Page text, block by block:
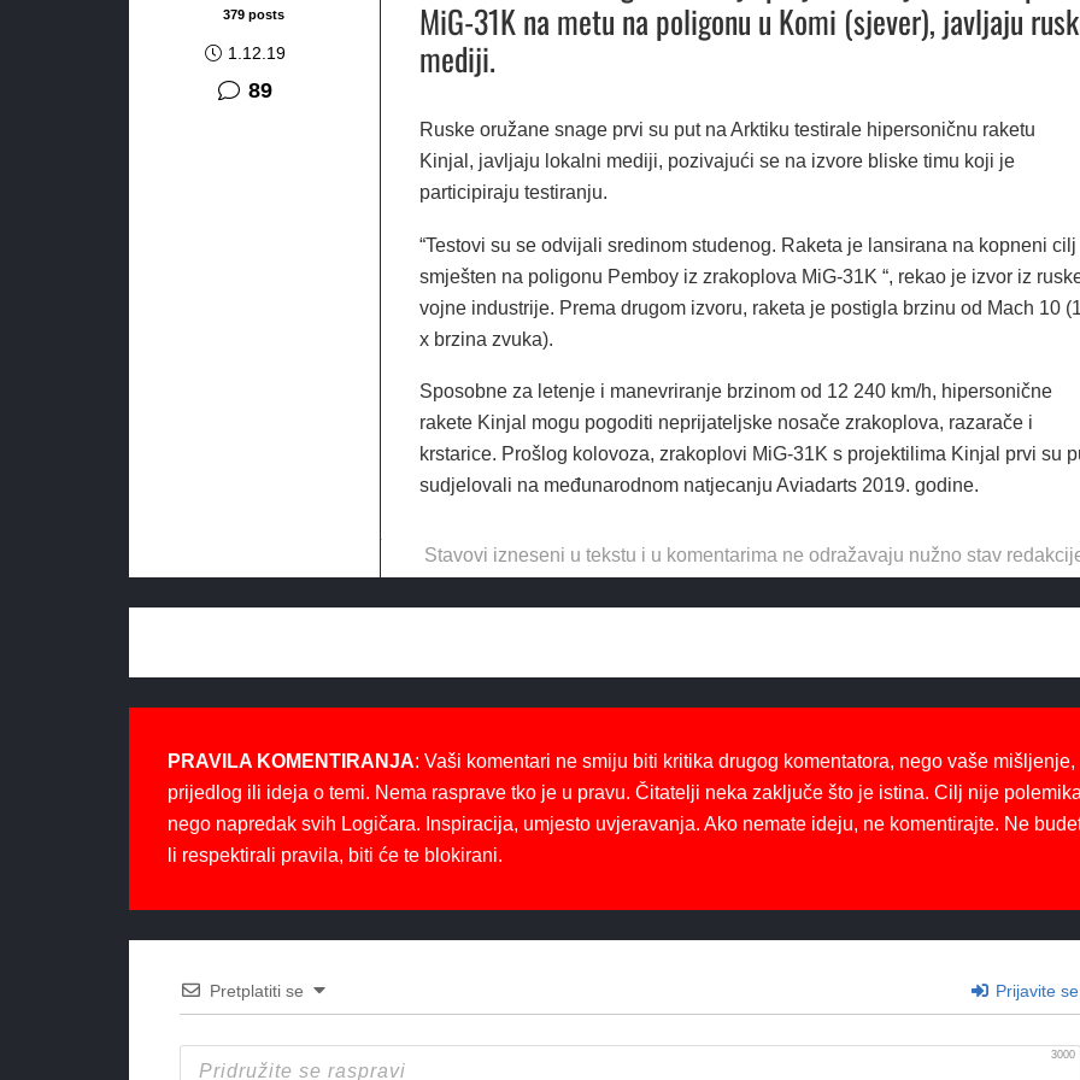
379 posts
1.12.19
89komentara
MiG-31K na metu na poligonu u Komi (sjever), javljaju
mediji.
Ruske oružane snage prvi su put na Arktiku testirale hipersoničnu raketu
Kinjal, javljaju lokalni mediji, pozivajući se na izvore bliske timu koji je
participiraju testiranju.
“Testovi su se odvijali sredinom studenog. Raketa je lansirana na kopneni cilj
smješten na poligonu Pemboy iz zrakoplova MiG-31K “, rekao je izvor iz
vojne industrije. Prema drugom izvoru, raketa je postigla brzinu od Mach 10
x brzina zvuka).
Sposobne za letenje i manevriranje brzinom od 12 240 km/h, hipersonične
rakete Kinjal mogu pogoditi neprijateljske nosače zrakoplova, razarače i
krstarice. Prošlog kolovoza, zrakoplovi MiG-31K s projektilima Kinjal prvi su
sudjelovali na međunarodnom natjecanju Aviadarts 2019. godine.
Stavovi izneseni u tekstu i u komentarima ne odražavaju nužno stav
PRAVILA KOMENTIRANJA: Vaši komentari ne smiju biti kritika drugog komentatora, nego vaše mišljenje,
prijedlog ili ideja o temi. Nema rasprave tko je u pravu. Čitatelji neka zaključe što je istina. Cilj nije
nego napredak svih Logičara. Inspiracija, umjesto uvjeravanja. Ako nemate ideju, ne komentirajte. Ne
li respektirali pravila, biti će te blokirani.
Pretplatiti se Prijavite se
3000